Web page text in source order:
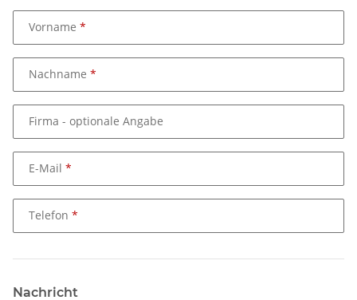
Vorname
Nachname
Firma - optionale Angabe
E-Mail
Telefon
Nachricht